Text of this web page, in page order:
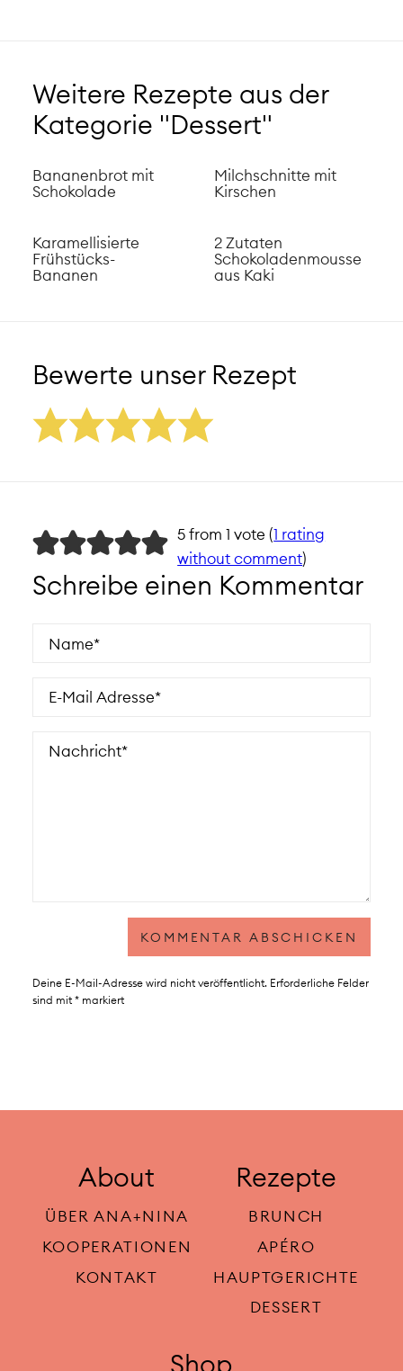
Weitere Rezepte aus der
Kategorie "Dessert"
Bananenbrot mit
Schokolade
Milchschnitte mit
Kirschen
Karamellisierte
Frühstücks-
Bananen
2 Zutaten
Schokoladenmousse
aus Kaki
Bewerte unser Rezept
5 from 1 vote (1 rating
without comment)
Schreibe einen Kommentar
Deine E-Mail-Adresse wird nicht veröffentlicht. Erforderliche Felder
sind mit *markiert
About
ÜBER ANA+NINA
KOOPERATIONEN
KONTAKT
Rezepte
BRUNCH
APÉRO
HAUPTGERICHTE
DESSERT